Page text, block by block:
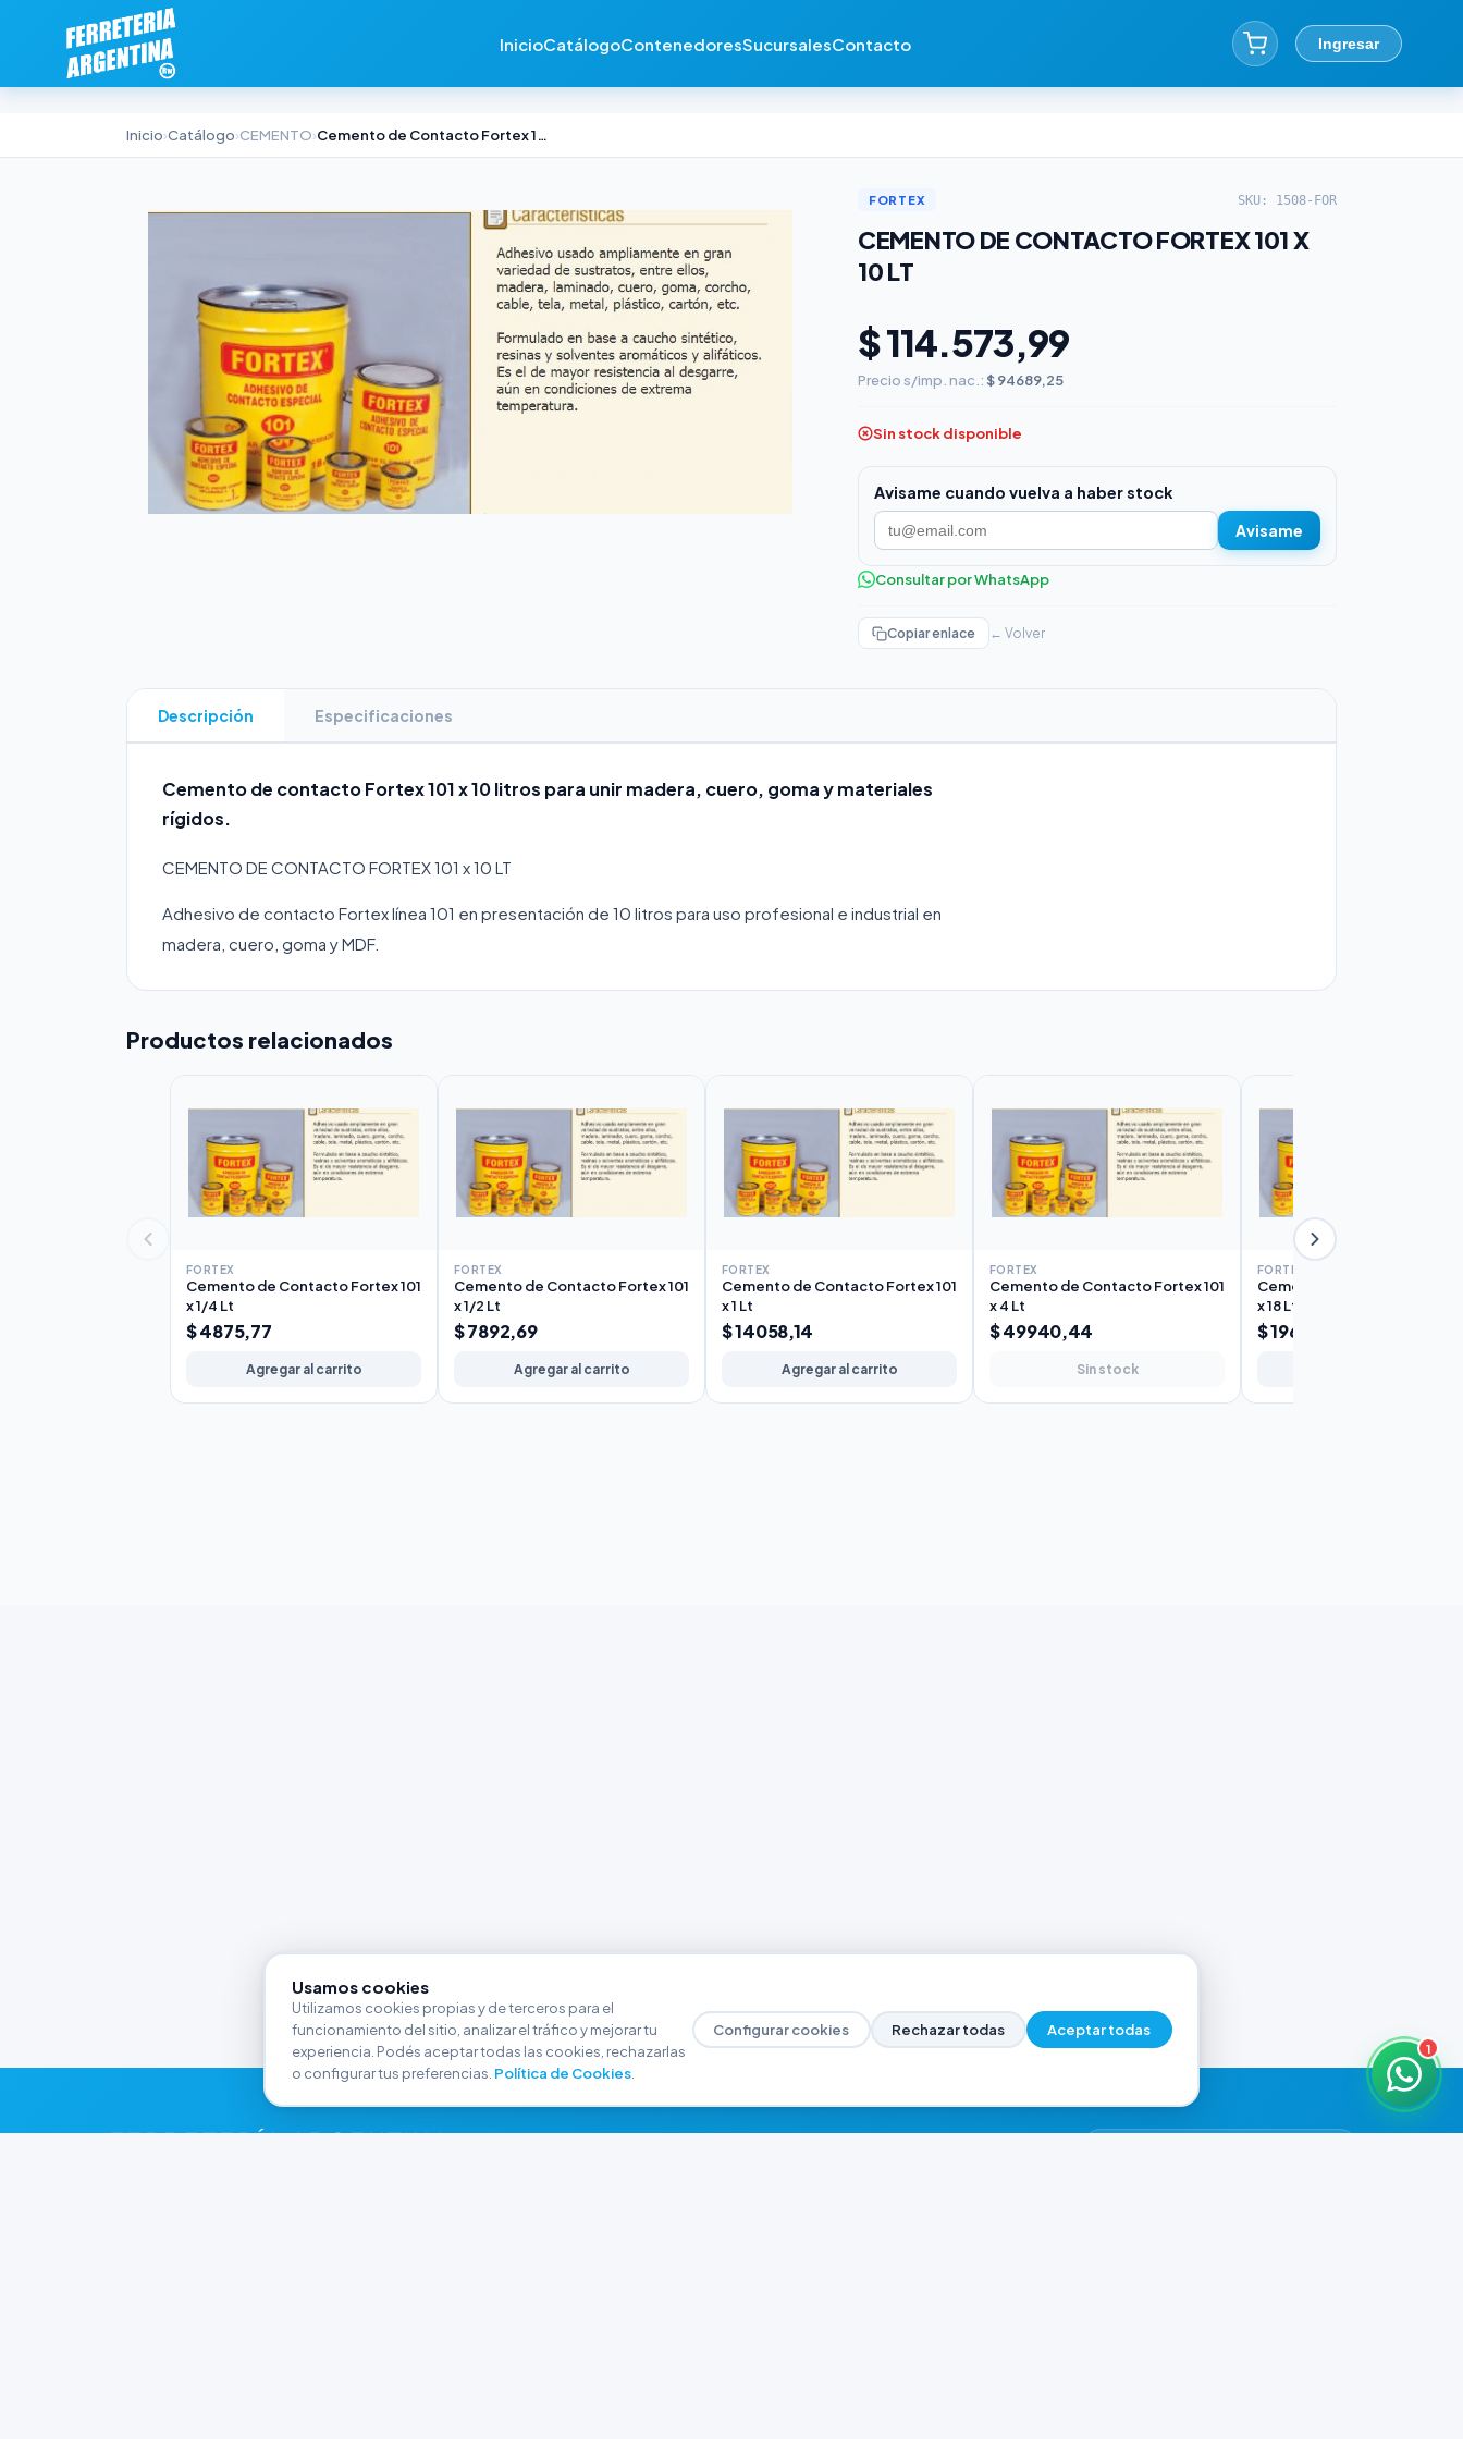
InicioCatálogoContenedoresSucursalesContacto Ingresar
Inicio›Catálogo›CEMENTO› Cemento de Contacto Fortex 101 x 10 Lt
FORTEX SKU: 1508-FOR
CEMENTO DE CONTACTO FORTEX 101 X
10 LT
$ 114.573,99
Precio s/imp. nac.: $ 94689,25
Sin stock disponible
Avisame cuando vuelva a haber stock
Avisame
Consultar por WhatsApp
Copiar enlace ← Volver
Descripción Especificaciones
Cemento de contacto Fortex 101 x 10 litros para unir madera, cuero, goma y materiales
rígidos.
CEMENTO DE CONTACTO FORTEX 101 x 10 LT
Adhesivo de contacto Fortex línea 101 en presentación de 10 litros para uso profesional e industrial en
madera, cuero, goma y MDF.
Productos relacionados
FORTEX
Cemento de Contacto Fortex 101
x 1/4 Lt
$ 4875,77
Agregar al carrito
FORTEX
Cemento de Contacto Fortex 101
x 1/2 Lt
$ 7892,69
Agregar al carrito
FORTEX
Cemento de Contacto Fortex 101
x 1 Lt
$ 14058,14
Agregar al carrito
FORTEX
Cemento de Contacto Fortex 101
x 4 Lt
$ 49940,44
Sin stock
FORTEX
Cemento de Contacto
x 18 Lt
$ 196.126,33
FERRETERÍA ARGENTINA
1
Usamos cookies
Utilizamos cookies propias y de terceros para el
funcionamiento del sitio, analizar el tráfico y mejorar tu
experiencia. Podés aceptar todas las cookies, rechazarlas
o configurar tus preferencias. Política de Cookies.
Configurar cookies Rechazar todas Aceptar todas